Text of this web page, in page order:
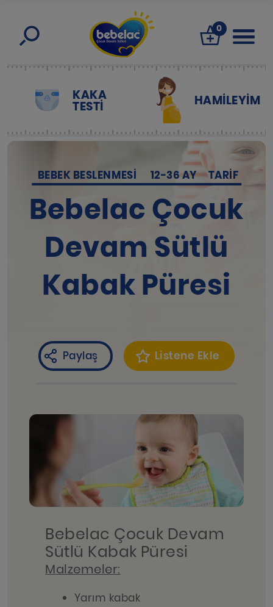
KAKA
TESTİ HAMILEYIM
0
BEBEK BESLENMESI 12-36 AY TARIF
Bebelac Çocuk
Devam Sütlü
Kabak Püresi
Paylaş Listene Ekle
Bebelac Çocuk Devam
Sütlü Kabak Püresi
Malzemeler:
Yarım kabak